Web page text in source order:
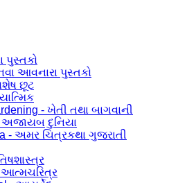
પુસ્તકો
આવનારા પુસ્તકો
છૂટ
- ખેતી તથા બાગવાની
અજાયબ દુનિયા
- અમર ચિત્રકથા ગુજરાતી
આત્મચરિત્ર